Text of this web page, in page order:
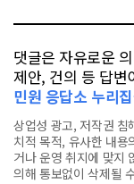
댓글은 자유로운
제안, 건의 등 답변
민원 응답소 누리
상업성 광고, 저작권 침
치적 목적, 유사한 내
거나 운영 취지에 맞지
의해 통보없이 삭제될